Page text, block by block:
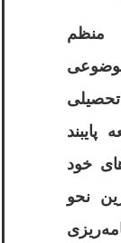
منظم
خود
نحو